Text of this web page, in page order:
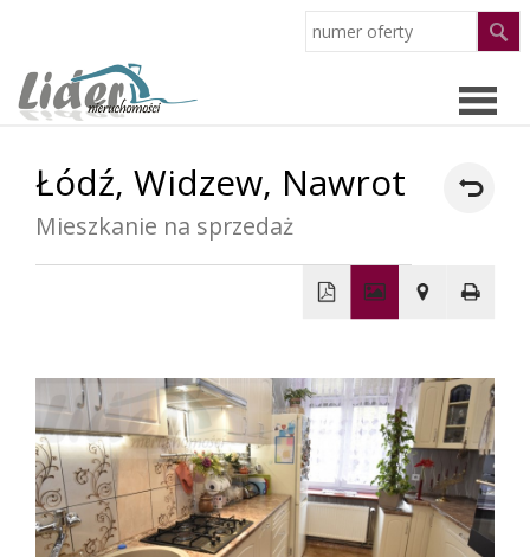
Strona
firmie
Łódź, Widzew, Nawrot
Mieszkanie na sprzedaż
−